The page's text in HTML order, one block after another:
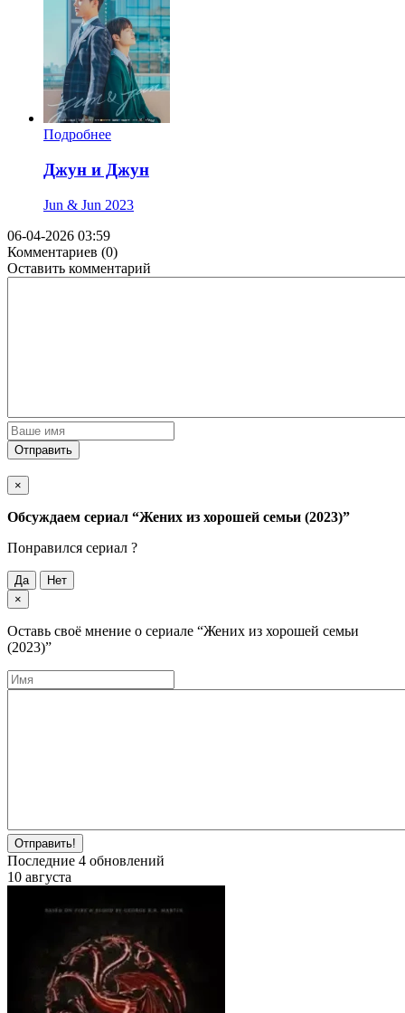
Подробнее
Джун и Джун
Jun & Jun 2023
06-04-2026 03:59
Комментариев (0)
Оставить комментарий
Отправить
×
Обсуждаем cериал “Жених из хорошей семьи (2023)”
Понравился cериал ?
Да
Нет
×
Оставь своё мнение о cериале “Жених из хорошей семьи
(2023)”
Отправить!
Последние 4 обновлений
10 августа